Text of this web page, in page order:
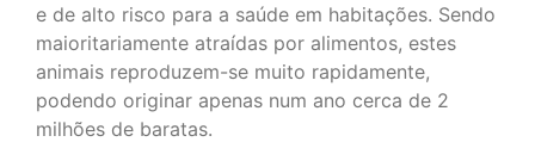
e de alto risco para a saúde em habitações. Sendo
maioritariamente atraídas por alimentos, estes
animais reproduzem-se muito rapidamente,
podendo originar apenas num ano cerca de 2
milhões de baratas.